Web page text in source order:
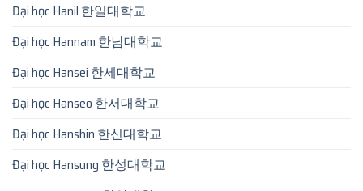
Đại học Hanil 한일대학교
Đại học Hannam 한남대학교
Đại học Hansei 한세대학교
Đại học Hanseo 한서대학교
Đại học Hanshin 한신대학교
Đại học Hansung 한성대학교